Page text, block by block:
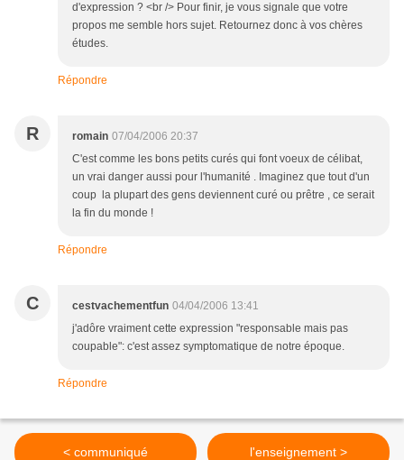
d'expression ? <br /> Pour finir, je vous signale que votre
propos me semble hors sujet. Retournez donc à vos chères
études.
Répondre
R romain 07/04/2006 20:37
C'est comme les bons petits curés qui font voeux de célibat,
un vrai danger aussi pour l'humanité . Imaginez que tout d'un
coup la plupart des gens deviennent curé ou prêtre , ce serait
la fin du monde !
Répondre
C cestvachementfun 04/04/2006 13:41
j'adôre vraiment cette expression "responsable mais pas
coupable": c'est assez symptomatique de notre époque.
Répondre
< communiqué l'enseignement >